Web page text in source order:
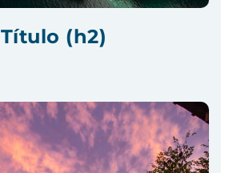
Título (h2)